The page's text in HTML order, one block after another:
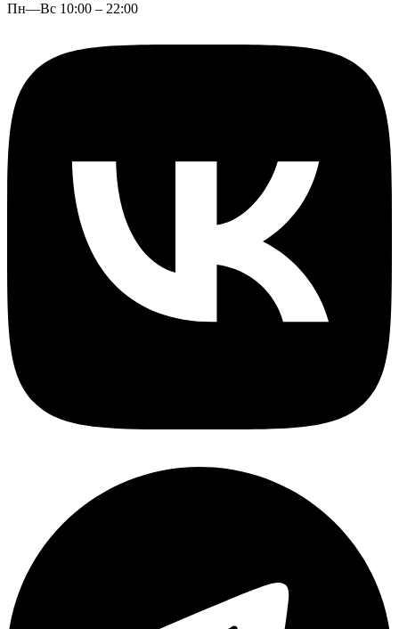
Пн—Вс 10:00 – 22:00